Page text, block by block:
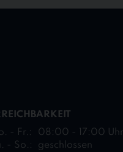
- Fr.:
08:00 - 17:00 Uhr
- So.:
geschlossen